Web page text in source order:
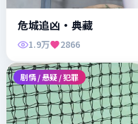
危城追凶·典藏
1.9万 2866
剧情 / 悬疑 / 犯罪